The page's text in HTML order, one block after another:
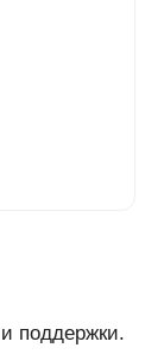
поддержки.